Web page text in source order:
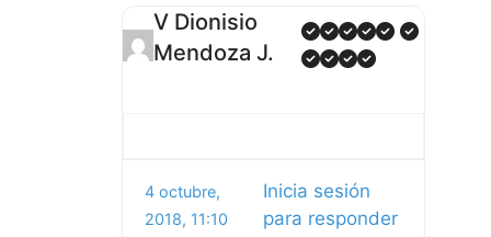
V Dionisio
Mendoza J.
4 octubre,
2018, 11:10
Inicia sesión
para responder